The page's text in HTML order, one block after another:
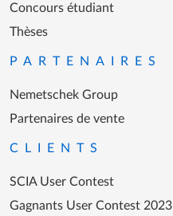
Concours étudiant
Thèses
PARTENAIRES
Nemetschek Group
Partenaires de vente
CLIENTS
SCIA User Contest
Gagnants User Contest 2023